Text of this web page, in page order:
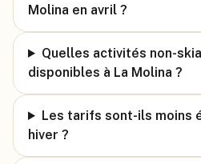
Molina en avril ?
Quelles activités non-
disponibles à La Molina ?
Les tarifs sont-ils moins
hiver ?